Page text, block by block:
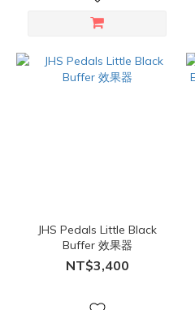
JHS Pedals Little Black
Buffer 效果器
NT$3,400